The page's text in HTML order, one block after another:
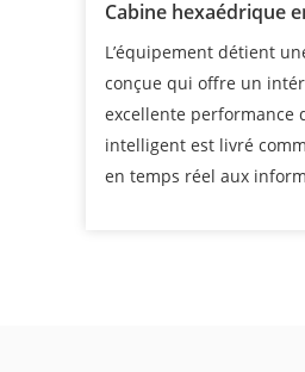
Cabine hexaédrique
L’équipement détient
conçue qui offre un
excellente performance
intelligent est livré
en temps réel aux